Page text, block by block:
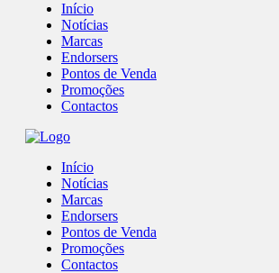
Início
Notícias
Marcas
Endorsers
Pontos de Venda
Promoções
Contactos
Início
Notícias
Marcas
Endorsers
Pontos de Venda
Promoções
Contactos